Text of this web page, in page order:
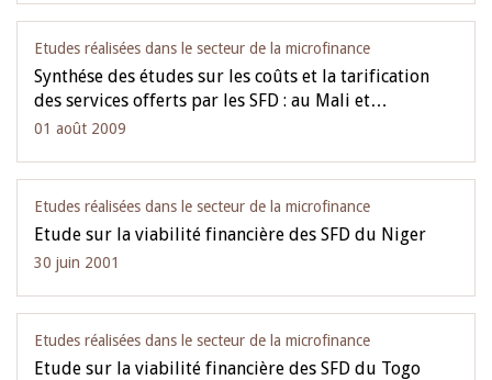
Etudes réalisées dans le secteur de la microfinance
Synthése des études sur les coûts et la tarification
des services offerts par les SFD : au Mali et…
01 août 2009
Etudes réalisées dans le secteur de la microfinance
Etude sur la viabilité financière des SFD du Niger
30 juin 2001
Etudes réalisées dans le secteur de la microfinance
Etude sur la viabilité financière des SFD du Togo